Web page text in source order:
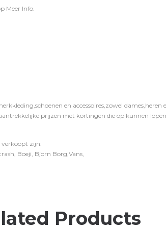
Meer Info.
en accessoires,zowel
prijzen met kortingen die op kunnen
verkoopt zijn:
Boeji, Bjorn Borg,Vans,
Products